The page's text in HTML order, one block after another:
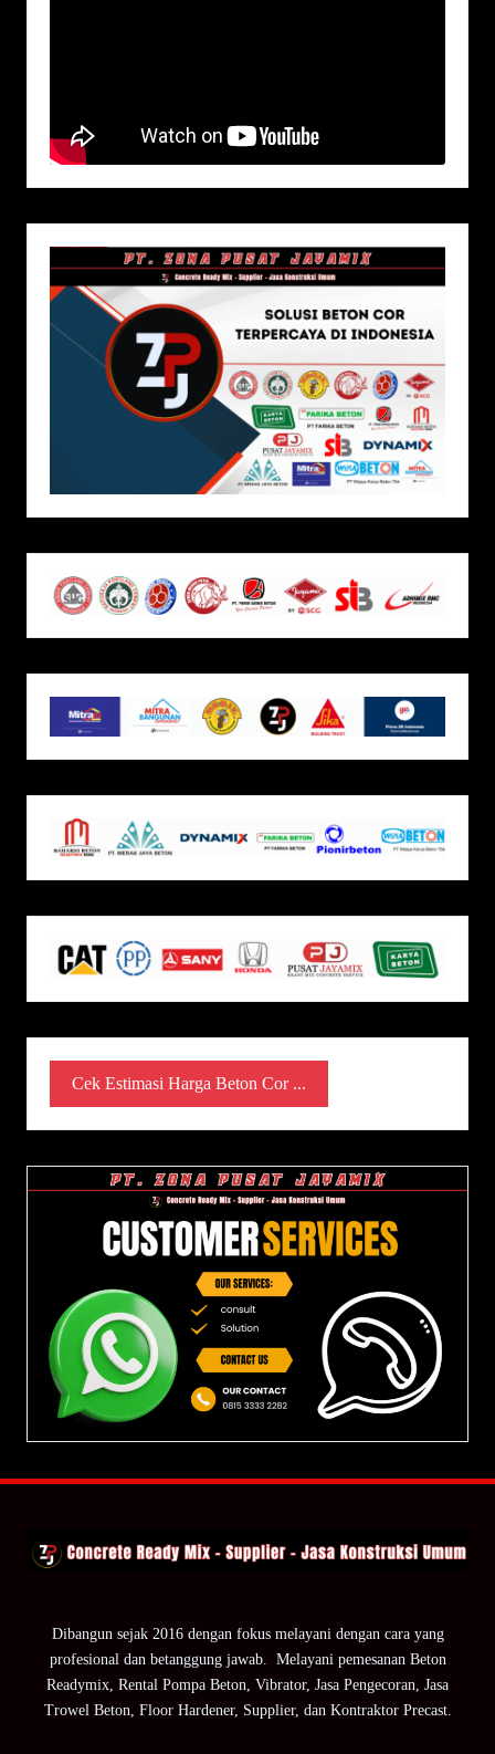
Cek Estimasi Harga Beton Cor ...
Dibangun sejak 2016 dengan fokus melayani dengan cara yang
profesional dan betanggung jawab. Melayani pemesanan Beton
Readymix, Rental Pompa Beton, Vibrator, Jasa Pengecoran, Jasa
Trowel Beton, Floor Hardener, Supplier, dan Kontraktor Precast.